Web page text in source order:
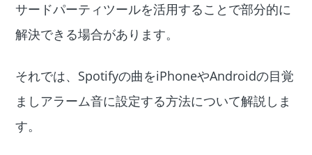
サードパーティツールを活用することで部分的に
解決できる場合があります。
それでは、Spotifyの曲をiPhoneやAndroidの目覚
ましアラーム音に設定する方法について解説しま
す。